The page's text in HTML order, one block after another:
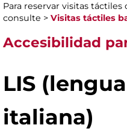
Para reservar visitas
consulte > Visitas táctiles
Accesibilidad
LIS
italiana)